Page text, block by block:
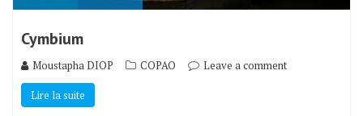
Cymbium
Moustapha DIOP COPAO Leave a comment
Lire la suite